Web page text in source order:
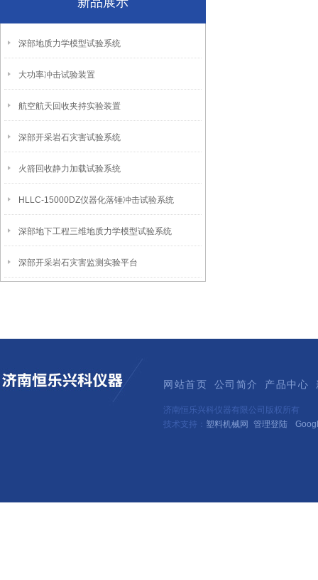
深部地质力学模型试验系统
大功率冲击试验装置
航空航天回收夹持实验装置
深部开采岩石灾害试验系统
火箭回收静力加载试验系统
HLLC-15000DZ仪器化落锤冲击试验系统
深部地下工程三维地质力学模型试验系统
深部开采岩石灾害监测实验平台
网站首页 公司简介 产品中心
济南恒乐兴科仪器有限公司版权所有
技术支持： 塑料机械网 管理登陆